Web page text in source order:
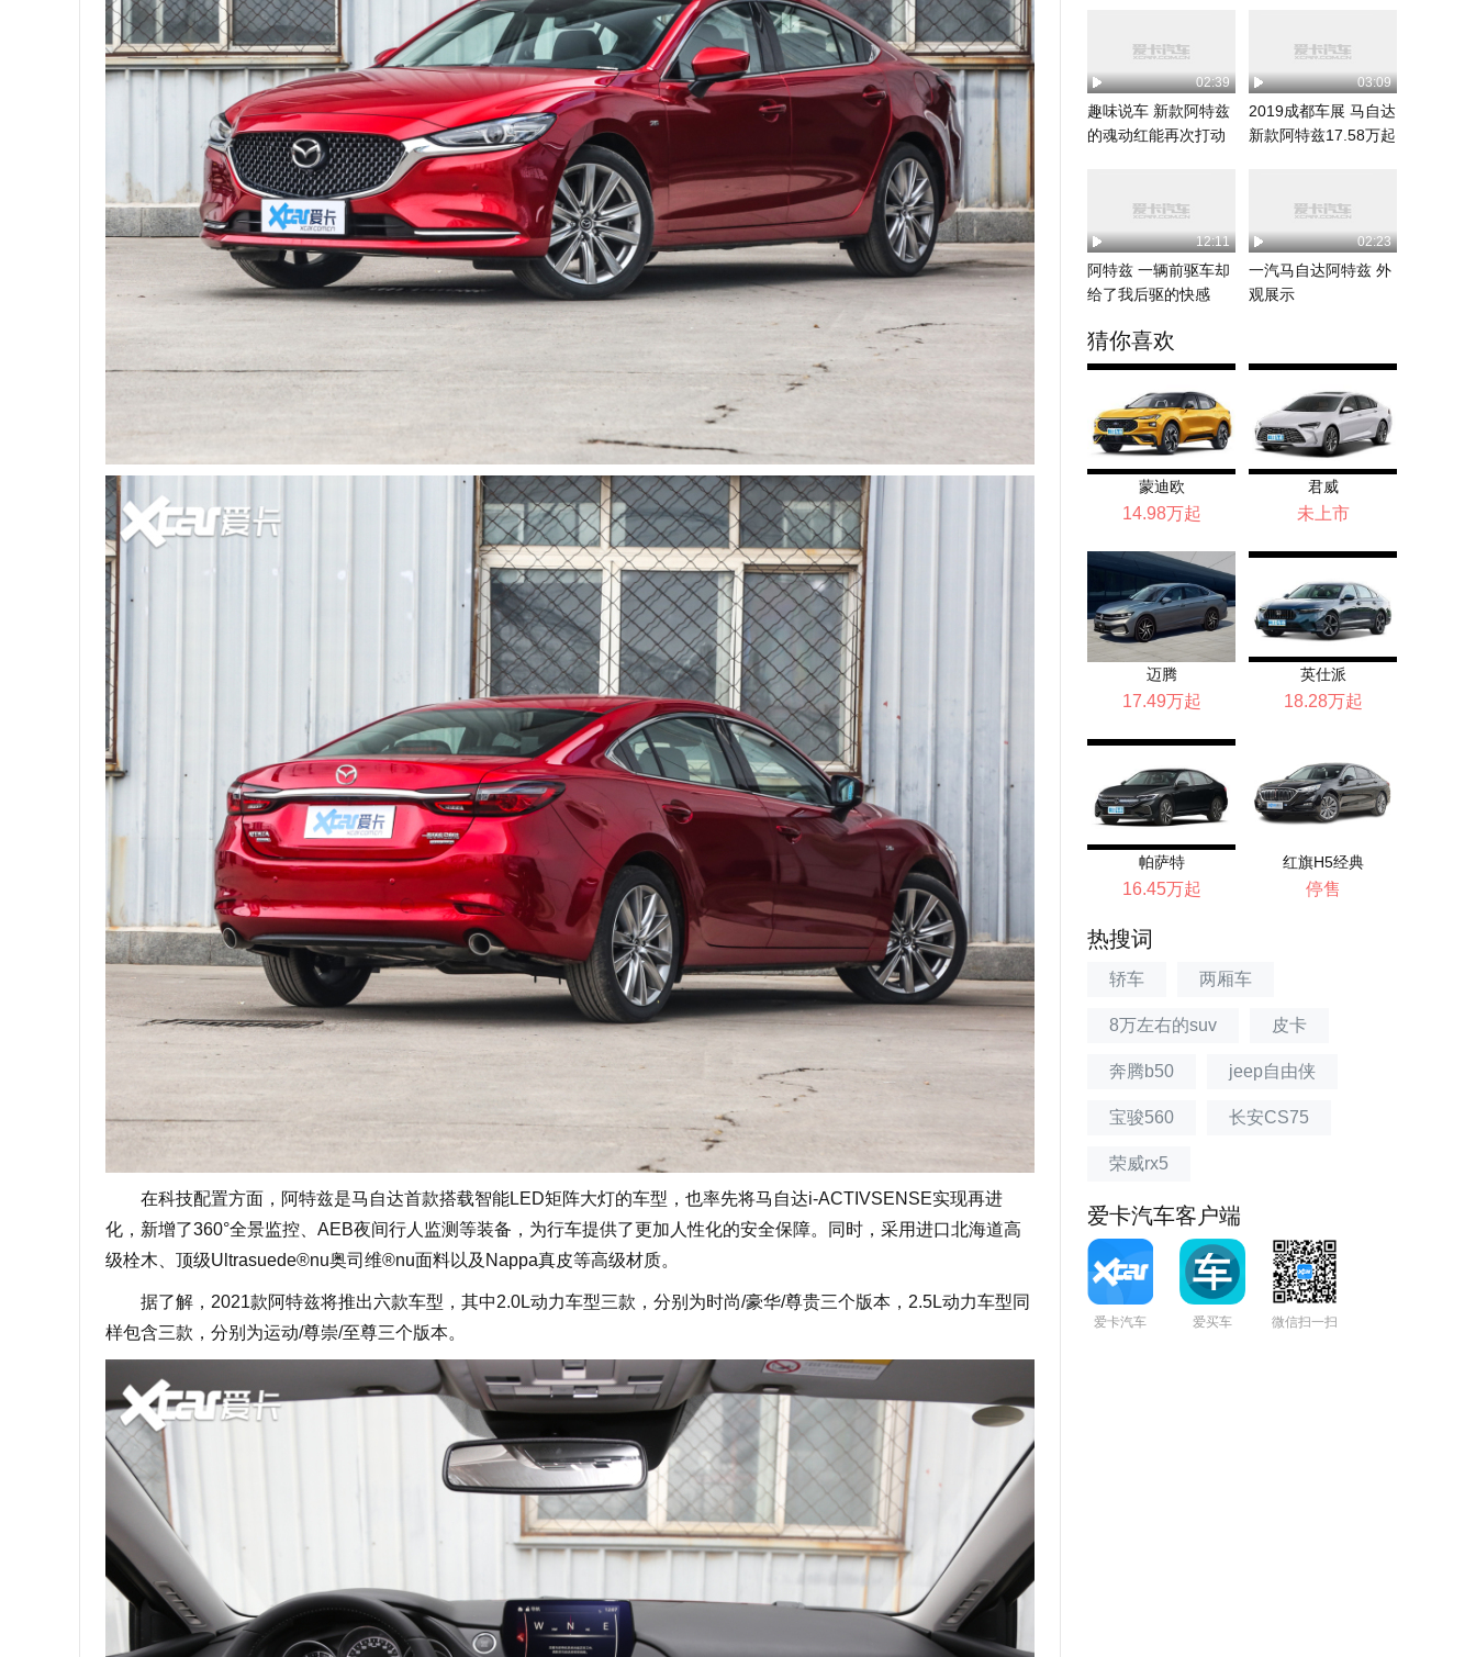
在科技配置方面，阿特兹是马自达首款搭载智能LED矩阵大灯的车型，也率先将马自达i-ACTIVSENSE实现再进
化，新增了360°全景监控、AEB夜间行人监测等装备，为行车提供了更加人性化的安全保障。同时，采用进口北海道高
级栓木、顶级Ultrasuede®nu奥司维®nu面料以及Nappa真皮等高级材质。
据了解，2021款阿特兹将推出六款车型，其中2.0L动力车型三款，分别为时尚/豪华/尊贵三个版本，2.5L动力车型同
样包含三款，分别为运动/尊崇/至尊三个版本。
02:39
趣味说车 新款阿特兹
的魂动红能再次打动
03:09
2019成都车展 马自达
新款阿特兹17.58万起
12:11
阿特兹 一辆前驱车却
给了我后驱的快感
02:23
一汽马自达阿特兹 外
观展示
猜你喜欢
蒙迪欧
14.98万起
君威
未上市
迈腾
17.49万起
英仕派
18.28万起
帕萨特
16.45万起
红旗H5经典
停售
热搜词
轿车 两厢车
8万左右的suv 皮卡
奔腾b50 jeep自由侠
宝骏560 长安CS75
荣威rx5
爱卡汽车客户端
爱卡汽车 爱买车 微信扫一扫